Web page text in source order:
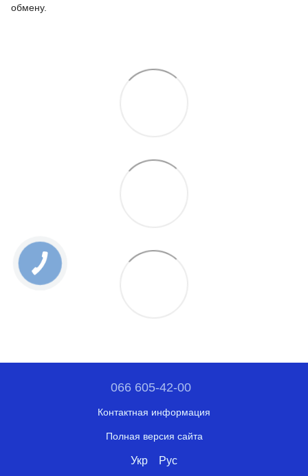
обмену.
066 605-42-00
Контактная информация
Полная версия сайта
Укр Рус